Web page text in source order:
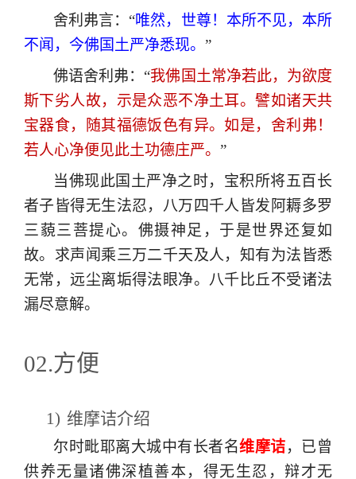
舍利弗言：“唯然，世尊！本所不见，本所
不闻，今佛国土严净悉现。 ”
佛语舍利弗：“我佛国土常净若此，为欲度
斯下劣人故，示是众恶不净土耳。譬如诸天共
宝器食，随其福德饭色有异。如是，舍利弗！
若人心净便见此土功德庄严。 ”
当佛现此国土严净之时，宝积所将五百长
者子皆得无生法忍，八万四千人皆发阿耨多罗
三藐三菩提心。佛摄神足，于是世界还复如
故。求声闻乘三万二千天及人，知有为法皆悉
无常，远尘离垢得法眼净。八千比丘不受诸法
漏尽意解。
02.方便
1) 维摩诘介绍
尔时毗耶离大城中有长者名维摩诘，已曾
供养无量诸佛深植善本，得无生忍，辩才无